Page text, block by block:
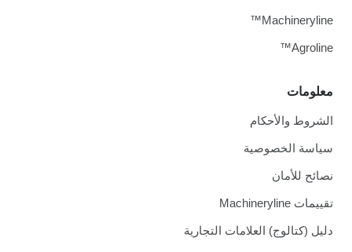
معلومات
الشروط والأحكام
سياسة الخصوصية
نصائح للأمان
تقييمات Machineryline
دليل (كتالوج) العلامات التجارية
Machineryline™
Agroline™